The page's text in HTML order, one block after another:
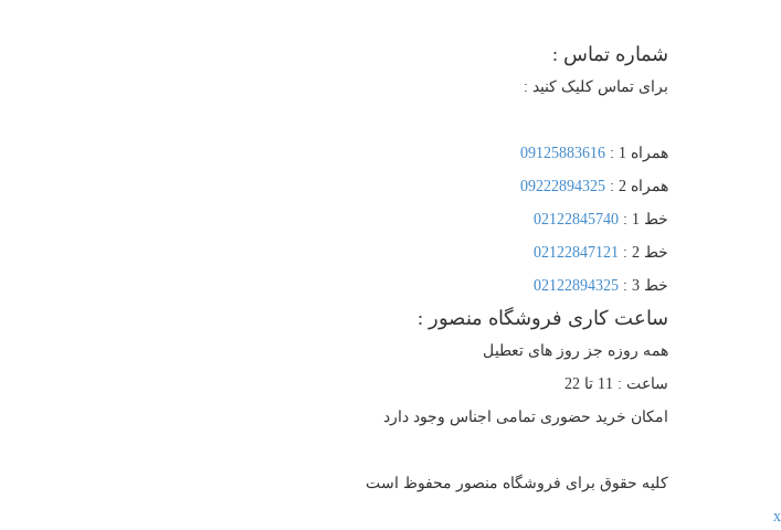
شماره تماس :
برای تماس کلیک کنید :
همراه 1 :
09125883616
همراه 2 :
09222894325
خط 1 :
02122845740
خط 2 :
02122847121
خط 3 :
02122894325
ساعت کاری فروشگاه منصور :
همه روزه جز روز های تعطیل
ساعت : 11 تا 22
امکان خرید حضوری تمامی اجناس وجود دارد
کلیه حقوق برای فروشگاه منصور محفوظ است
x